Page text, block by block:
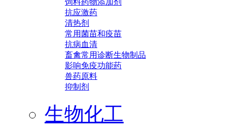
饲料药物添加剂
抗应激药
清热剂
常用菌苗和疫苗
抗病血清
畜禽常用诊断生物制品
影响免疫功能药
兽药原料
抑制剂
生物化工